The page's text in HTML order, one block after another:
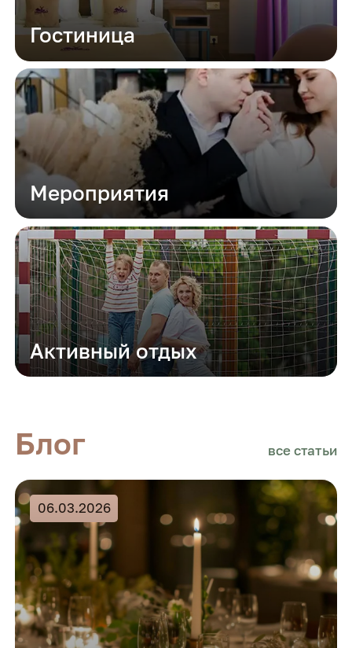
Гостиница
Мероприятия
Активный отдых
Блог все статьи
06.03.2026